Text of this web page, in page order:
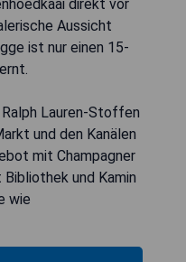
direkt vor
Aussicht
ist nur einen 15-
Lauren-Stoffen
und den Kanälen
mit Champagner
und Kamin
wie